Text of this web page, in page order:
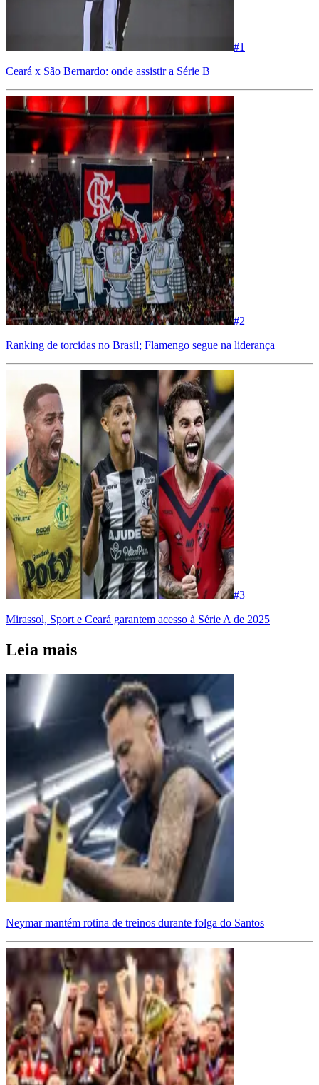
#1
Ceará x São Bernardo: onde assistir a Série B
#2
Ranking de torcidas no Brasil; Flamengo segue na liderança
#3
Mirassol, Sport e Ceará garantem acesso à Série A de 2025
Leia mais
Neymar mantém rotina de treinos durante folga do Santos